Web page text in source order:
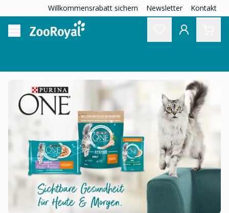
Willkommensrabatt sichern Newsletter Kontakt